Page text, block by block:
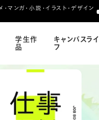
マンガ・小説・イラスト・デザイン
学生作
品
キャンパスライ
フ